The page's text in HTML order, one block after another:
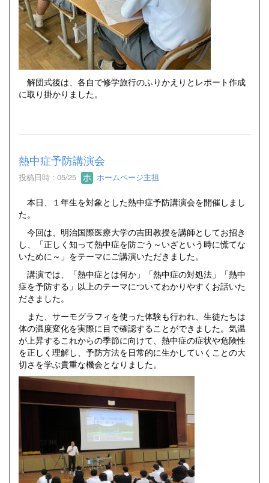
解団式後は、各自で修学旅行のふりかえりとレポート作成
に取り掛かりました。
熱中症予防講演会
投稿日時 : 05/25 ホームページ主担
本日、１年生を対象とした熱中症予防講演会を開催しまし
た。
今回は、明治国際医療大学の吉田教授を講師としてお招き
し、「正しく知って熱中症を防ごう～いざという時に慌てな
いために～」をテーマにご講演いただきました。
講演では、「熱中症とは何か」「熱中症の対処法」「熱中
症を予防する」以上のテーマについてわかりやすくお話いた
だきました。
また、サーモグラフィを使った体験も行われ、生徒たちは
体の温度変化を実際に目で確認することができました。気温
が上昇するこれからの季節に向けて、熱中症の症状や危険性
を正しく理解し、予防方法を日常的に生かしていくことの大
切さを学ぶ貴重な機会となりました。